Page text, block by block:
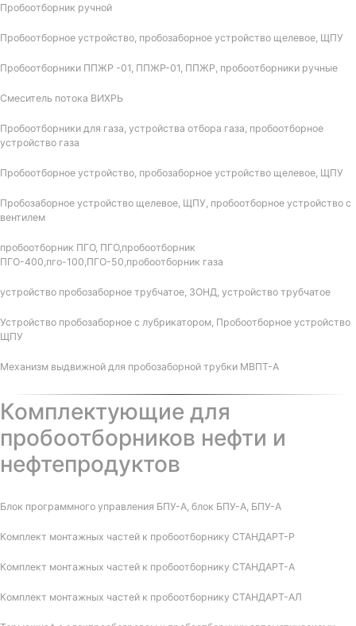
Пробоотборник ручной
Пробоотборное устройство, пробозаборное устройство щелевое, ЩПУ
Пробоотборники ППЖР -01, ППЖР-01, ППЖР, пробоотборники ручные
Смеситель потока ВИХРЬ
Пробоотборники для газа, устройства отбора газа, пробоотборное
устройство газа
Пробоотборное устройство, пробозаборное устройство щелевое, ЩПУ
Пробозаборное устройство щелевое, ЩПУ, пробоотборное устройство с
вентилем
пробоотборник ПГО, ПГО,пробоотборник
ПГО-400,пго-100,ПГО-50,пробоотборник газа
устройство пробозаборное трубчатое, ЗОНД, устройство трубчатое
Устройство пробозаборное с лубрикатором, Пробоотборное устройство
ЩПУ
Механизм выдвижной для пробозаборной трубки МВПТ-А
Комплектующие для
пробоотборников нефти и
нефтепродуктов
Блок программного управления БПУ-А, блок БПУ-А, БПУ-А
Комплект монтажных частей к пробоотборнику СТАНДАРТ-Р
Комплект монтажных частей к пробоотборнику СТАНДАРТ-А
Комплект монтажных частей к пробоотборнику СТАНДАРТ-АЛ